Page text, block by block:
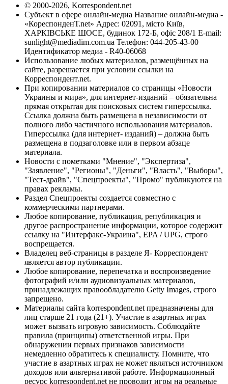
© 2000-2026, Korrespondent.net
Субъект в сфере онлайн-медиа Название онлайн-медиа -
«КореспонденТ.net» Адрес: 02091, місто Київ,
ХАРКІВСЬКЕ ШОСЕ, будинок 172-Б, офіс 208/1 E-mail:
sunlight@mediadim.com.ua Телефон: 044-205-43-00
Идентификатор медиа - R40-06068
Использование любых материалов, размещённых на
сайте, разрешается при условии ссылки на
Корреспондент.net.
При копировании материалов со страницы «Новости
Украины и мира», для интернет-изданий – обязательна
прямая открытая для поисковых систем гиперссылка.
Ссылка должна быть размещена в независимости от
полного либо частичного использования материалов.
Гиперссылка (для интернет- изданий) – должна быть
размещена в подзаголовке или в первом абзаце
материала.
Новости с пометками "Мнение", "Экспертиза",
"Заявление", "Регионы", "Деньги", "Власть", "Выборы",
"Тест-драйв", "Спецпроекты", "Промо" публикуются на
правах рекламы.
Раздел Спецпроекты создается совместно с
коммерческими партнерами.
Любое копирование, публикация, републикация и
другое распространение информации, которое содержит
ссылку на "Интерфакс-Украина", EPA / UPG, строго
воспрещается.
Владелец веб-страницы в разделе Я- Корреспондент
является автор публикации.
Любое копирование, перепечатка и воспроизведение
фотографий и/или аудиовизуальных материалов,
принадлежащих правообладателю Getty Images, строго
запрещено.
Материалы сайта korrespondent.net предназначены для
лиц старше 21 года (21+). Участие в азартных играх
может вызвать игровую зависимость. Соблюдайте
правила (принципы) ответственной игры. При
обнаружении первых признаков зависимости
немедленно обратитесь к специалисту. Помните, что
участие в азартных играх не может являться источником
доходов или альтернативой работе. Информационный
ресурс korrespondent.net не проводит игры на реальные